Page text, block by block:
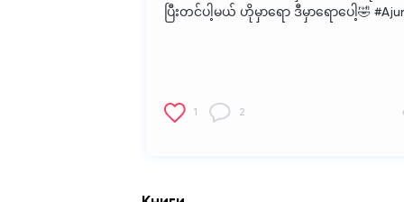
ပြီးတင်ပါ့မယ် ဟိုမှာရော ဒီမှာရောပေါ့🤣
1 2